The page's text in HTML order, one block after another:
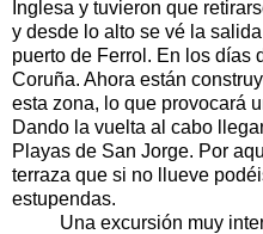
Inglesa y tuvieron que
y desde lo alto se vé la
puerto de Ferrol. En los días
Coruña. Ahora están
esta zona, lo que provocará
Dando la vuelta al cabo
Playas de San Jorge. Por
terraza que si no llueve
estupendas.
Una excursión muy